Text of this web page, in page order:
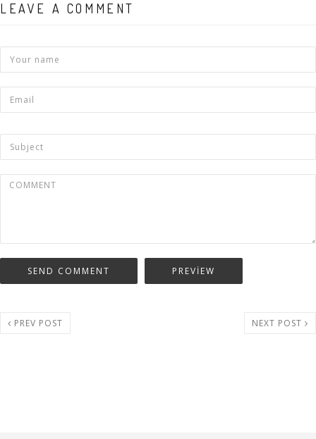
LEAVE A COMMENT
PREV POST NEXT POST